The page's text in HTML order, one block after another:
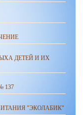
ДЕТЕЙ И ИХ
137
"ЭКОЛАБИК"